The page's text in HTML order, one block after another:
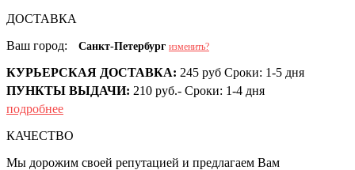
ДОСТАВКА
Ваш город:
Санкт-Петербург изменить?
КУРЬЕРСКАЯ ДОСТАВКА: 245 руб Сроки: 1-5 дня
ПУНКТЫ ВЫДАЧИ: 210 руб.- Сроки: 1-4 дня
подробнее
КАЧЕСТВО
Мы дорожим своей репутацией и предлагаем Вам